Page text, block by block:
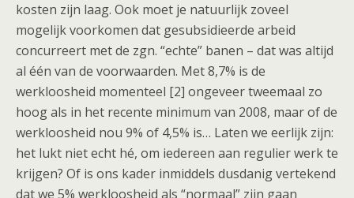
kosten zijn laag. Ook moet je natuurlijk zoveel
mogelijk voorkomen dat gesubsidieerde arbeid
concurreert met de zgn. “echte” banen – dat was altijd
al één van de voorwaarden. Met 8,7% is de
werkloosheid momenteel [2] ongeveer tweemaal zo
hoog als in het recente minimum van 2008, maar of de
werkloosheid nou 9% of 4,5% is… Laten we eerlijk zijn:
het lukt niet echt hé, om iedereen aan regulier werk te
krijgen? Of is ons kader inmiddels dusdanig vertekend
dat we 5% werkloosheid als “normaal” zijn gaan